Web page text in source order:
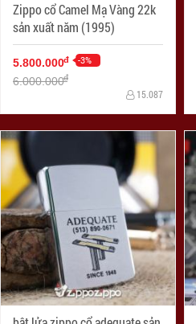
Zippo cổ Camel Mạ Vàng 22k
sản xuất năm (1995)
5.800.000đ -3%
6.000.000đ
15.087